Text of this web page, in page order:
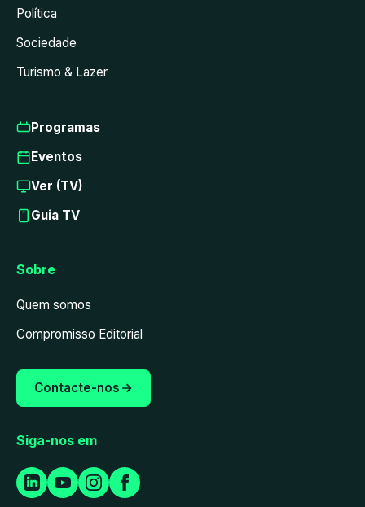
Política
Sociedade
Turismo & Lazer
Programas
Eventos
Ver (TV)
Guia TV
Sobre
Quem somos
Compromisso Editorial
Contacte-nos
Siga-nos em